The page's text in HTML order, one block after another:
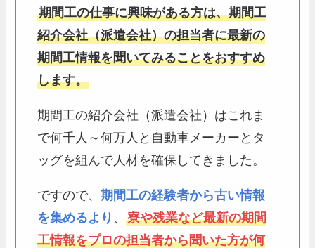
期間工の仕事に興味がある方は、期間工
紹介会社（派遣会社）の担当者に最新の
期間工情報を聞いてみることをおすすめ
します。
期間工の紹介会社（派遣会社）はこれま
で何千人～何万人と自動車メーカーとタ
ッグを組んで人材を確保してきました。
ですので、期間工の経験者から古い情報
を集めるより 、寮や残業など最新の期間
工情報をプロの担当者から聞いた方が何